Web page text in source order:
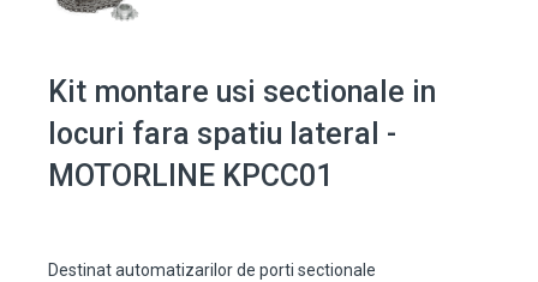
Kit montare usi sectionale in
locuri fara spatiu lateral -
MOTORLINE KPCC01
Destinat automatizarilor de porti sectionale